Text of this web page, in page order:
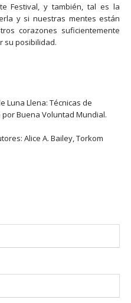
Festival, y también, tal es la
y si nuestras mentes están
corazones suficientemente
su posibilidad.
Luna Llena: Técnicas de
Buena Voluntad Mundial.
Alice A. Bailey, Torkom